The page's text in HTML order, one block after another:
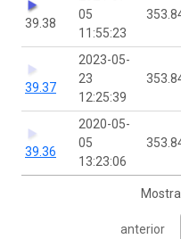
39.38
05
11:55:23
39.37
2023-05-
23
12:25:39
39.36
2020-05-
05
13:23:06
anterior